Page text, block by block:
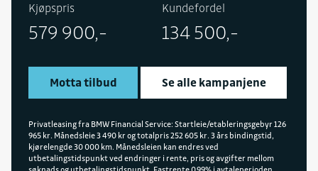
Kjøpspris
579 900,-
Kundefordel
134 500,-
Motta tilbud Se alle kampanjene
Privatleasing fra BMW Financial Service: Startleie/etableringsgebyr 126
965 kr. Månedsleie 3 490 kr og totalpris 252 605 kr. 3 års bindingstid,
kjørelengde 30 000 km. Månedsleien kan endres ved
utbetalingstidspunkt ved endringer i rente, pris og avgifter mellom